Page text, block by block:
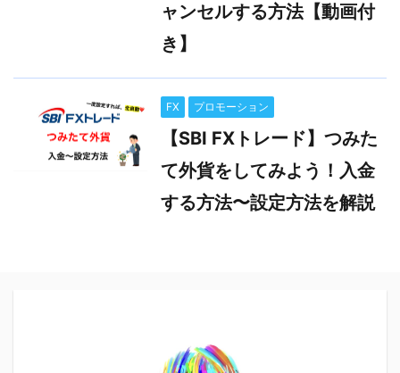
ャンセルする方法【動画付
き】
FX プロモーション
【SBI FXトレード】つみた
て外貨をしてみよう！入金
する方法〜設定方法を解説